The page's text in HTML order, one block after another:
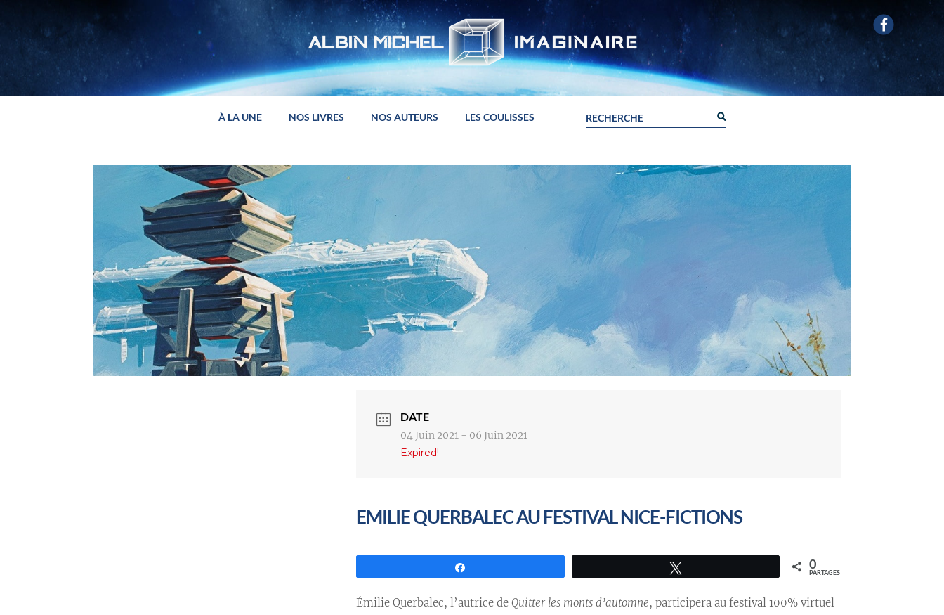
À LA UNE NOS LIVRES NOS AUTEURS LES COULISSES
DATE
04 Juin 2021 - 06 Juin 2021
Expired!
EMILIE QUERBALEC AU FESTIVAL NICE-FICTIONS
0
PARTAGES
Émilie Querbalec, l’autrice de Quitter les monts d’automne, participera au festival 100% virtuel